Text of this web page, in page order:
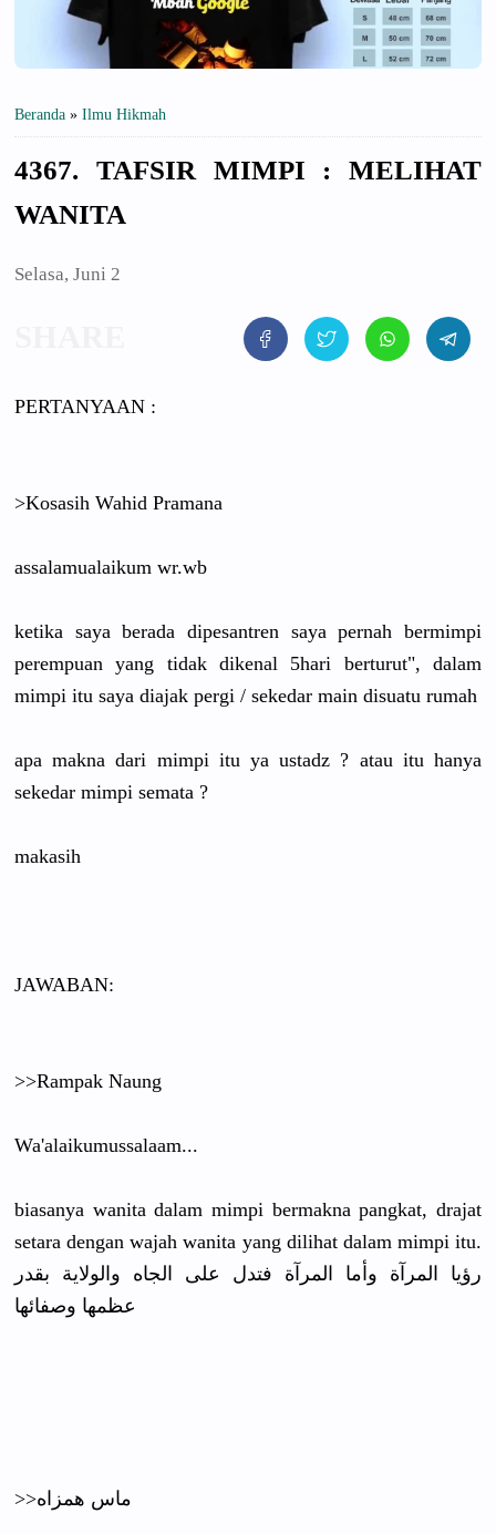
Beranda » Ilmu Hikmah
4367. TAFSIR MIMPI : MELIHAT
WANITA
Selasa, Juni 2
PERTANYAAN :
>Kosasih Wahid Pramana
assalamualaikum wr.wb
ketika saya berada dipesantren saya pernah bermimpi
perempuan yang tidak dikenal 5hari berturut", dalam
mimpi itu saya diajak pergi / sekedar main disuatu rumah
apa makna dari mimpi itu ya ustadz ? atau itu hanya
sekedar mimpi semata ?
makasih
JAWABAN:
>>Rampak Naung
Wa'alaikumussalaam...
biasanya wanita dalam mimpi bermakna pangkat, drajat
setara dengan wajah wanita yang dilihat dalam mimpi itu.
ﺭﺅﻳﺎ ﺍﻟﻤﺮﺁﺓ ﻭﺃﻣﺎ ﺍﻟﻤﺮﺁﺓ ﻓﺘﺪﻝ ﻋﻠﻰ ﺍﻟﺠﺎﻩ ﻭﺍﻟﻮﻻﻳﺔ ﺑﻘﺪﺭ
ﻋﻈﻤﻬﺎ ﻭﺻﻔﺎﺋﻬﺎ
>>ماس همزاه